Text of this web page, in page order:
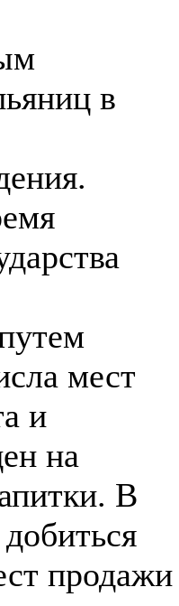
в
мест
и
на
В
продажи